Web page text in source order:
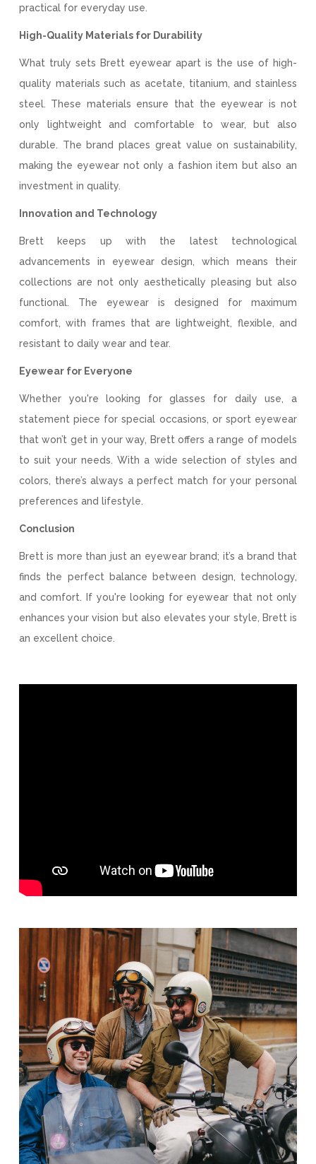
practical for everyday use.
High-Quality Materials for Durability
What truly sets Brett eyewear apart is the use of high-
quality materials such as acetate, titanium, and stainless
steel. These materials ensure that the eyewear is not
only lightweight and comfortable to wear, but also
durable. The brand places great value on sustainability,
making the eyewear not only a fashion item but also an
investment in quality.
Innovation and Technology
Brett keeps up with the latest technological
advancements in eyewear design, which means their
collections are not only aesthetically pleasing but also
functional. The eyewear is designed for maximum
comfort, with frames that are lightweight, flexible, and
resistant to daily wear and tear.
Eyewear for Everyone
Whether you're looking for glasses for daily use, a
statement piece for special occasions, or sport eyewear
that won’t get in your way, Brett offers a range of models
to suit your needs. With a wide selection of styles and
colors, there’s always a perfect match for your personal
preferences and lifestyle.
Conclusion
Brett is more than just an eyewear brand; it’s a brand that
finds the perfect balance between design, technology,
and comfort. If you're looking for eyewear that not only
enhances your vision but also elevates your style, Brett is
an excellent choice.